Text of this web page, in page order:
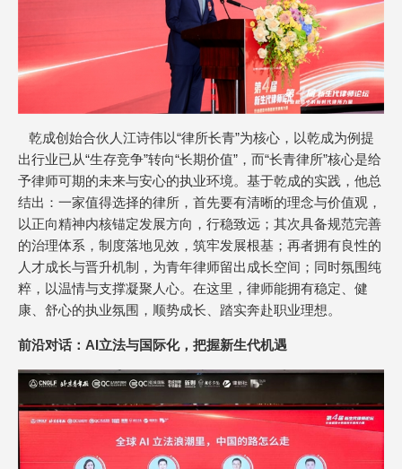
乾成创始合伙人江诗伟以“律所长青”为核心，以乾成为例提
出行业已从“生存竞争”转向“长期价值”，而“长青律所”核心是给
予律师可期的未来与安心的执业环境。基于乾成的实践，他总
结出：一家值得选择的律所，首先要有清晰的理念与价值观，
以正向精神内核锚定发展方向，行稳致远；其次具备规范完善
的治理体系，制度落地见效，筑牢发展根基；再者拥有良性的
人才成长与晋升机制，为青年律师留出成长空间；同时氛围纯
粹，以温情与支撑凝聚人心。在这里，律师能拥有稳定、健
康、舒心的执业氛围，顺势成长、踏实奔赴职业理想。
前沿对话：AI立法与国际化，把握新生代机遇